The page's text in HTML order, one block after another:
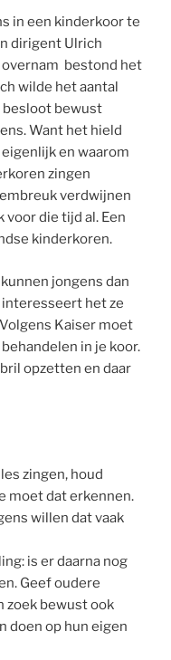
in een kinderkoor te
dirigent Ulrich
bestond het
wilde het aantal
besloot bewust
Want het hield
en waarom
zingen
verdwijnen
voor die tijd al. Een
kinderkoren.
jongens dan
het ze
Kaiser moet
in je koor.
opzetten en daar
zingen, houd
moet dat erkennen.
willen dat vaak
is er daarna nog
Geef oudere
zoek bewust ook
doen op hun eigen